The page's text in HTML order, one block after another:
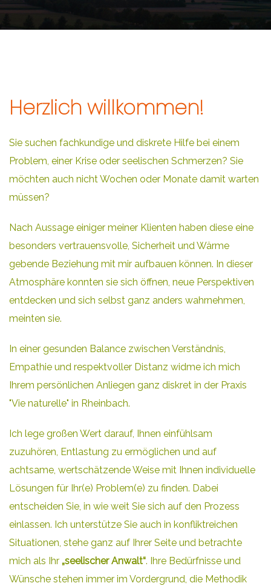
Herzlich willkommen!
Sie suchen fachkundige und diskrete Hilfe bei einem
Problem, einer Krise oder seelischen Schmerzen? Sie
möchten auch nicht Wochen oder Monate damit warten
müssen?
Nach Aussage einiger meiner Klienten haben diese eine
besonders vertrauensvolle, Sicherheit und Wärme
gebende Beziehung mit mir aufbauen können. In dieser
Atmosphäre konnten sie sich öffnen, neue Perspektiven
entdecken und sich selbst ganz anders wahrnehmen,
meinten sie.
In einer gesunden Balance zwischen Verständnis,
Empathie und respektvoller Distanz widme ich mich
Ihrem persönlichen Anliegen ganz diskret in der Praxis
"Vie naturelle" in Rheinbach.
Ich lege großen Wert darauf, Ihnen einfühlsam
zuzuhören, Entlastung zu ermöglichen und auf
achtsame, wertschätzende Weise mit Ihnen individuelle
Lösungen für Ihr(e) Problem(e) zu finden. Dabei
entscheiden Sie, in wie weit Sie sich auf den Prozess
einlassen. Ich unterstütze Sie auch in konfliktreichen
Situationen, stehe ganz auf Ihrer Seite und betrachte
mich als Ihr „seelischer Anwalt“. Ihre Bedürfnisse und
Wünsche stehen immer im Vordergrund, die Methodik